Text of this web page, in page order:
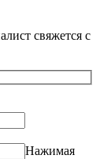
свяжется с
Нажимая